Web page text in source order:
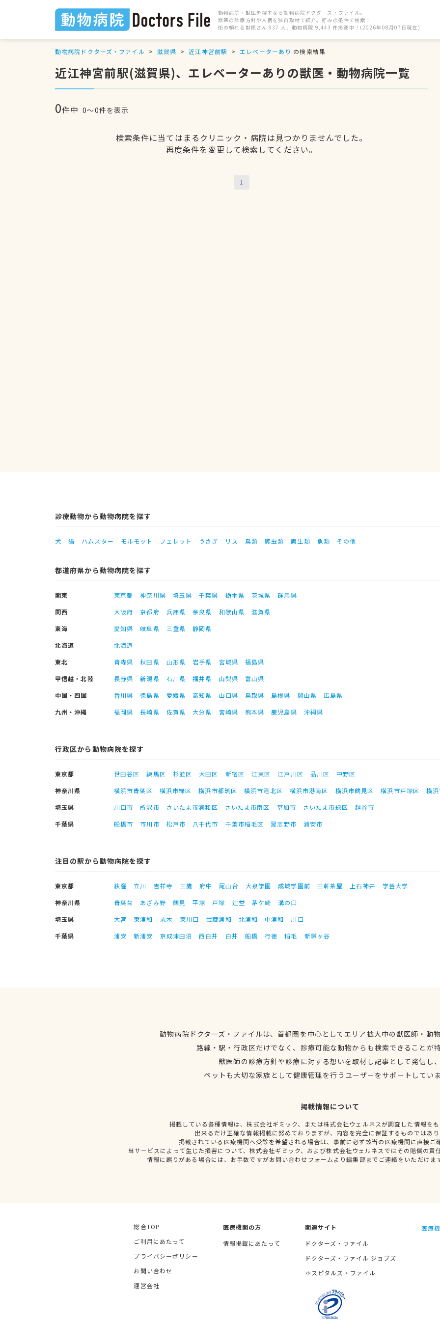
動物病院・獣医を探すなら動物病院ドクターズ・ファイル。
獣医の診療方針や人柄を独自取材で紹介。好みの条件で検索！
街の頼れる獣医さん 937 人、動物病院 9,443 件掲載中！(2026年08月07日現在)
動物病院ドクターズ・ファイル 滋賀県 近江神宮前駅 エレベーターあり の検索結果
近江神宮前駅(滋賀県)、エレベーターありの獣医・動物病院一覧
0件中 0〜0件を表示
検索条件に当てはまるクリニック・病院は見つかりませんでした。
再度条件を変更して検索してください。
1
診療動物から動物病院を探す
犬 猫 ハムスター モルモット フェレット うさぎ リス 鳥類 爬虫類 両生類 魚類 その他
都道府県から動物病院を探す
関東 東京都 神奈川県 埼玉県 千葉県 栃木県 茨城県
群馬県
関西
大阪府 京都府 兵庫県 奈良県 和歌山県
滋賀県
東海
愛知県 岐阜県 三重県
静岡県
北海道
北海道
東北
青森県 秋田県 山形県 岩手県 宮城県
福島県
甲信越・北陸
長野県 新潟県 石川県 福井県 山梨県
富山県
中国・四国
香川県 徳島県 愛媛県 高知県 山口県 鳥取県 島根県 岡山県
広島県
九州・沖縄
福岡県 長崎県 佐賀県 大分県 宮崎県 熊本県 鹿児島県 沖縄県
行政区から動物病院を探す
東京都 世田谷区 練馬区 杉並区 大田区 新宿区 江東区 江戸川区 品川区
中野区
神奈川県
横浜市青葉区 横浜市緑区 横浜市都筑区 横浜市港北区 横浜市港南区 横浜市鶴見区 横浜市戸塚区
横
埼玉県
川口市 所沢市 さいたま市浦和区 さいたま市南区 草加市 さいたま市緑区
越谷市
千葉県
船橋市 市川市 松戸市 八千代市 千葉市稲毛区 習志野市 浦安市
注目の駅から動物病院を探す
東京都 荻窪 立川 吉祥寺 三鷹 府中 尾山台 大泉学園 成城学園前 三軒茶屋 上石神井
学芸大学
神奈川県
青葉台 あざみ野 鶴見 平塚 戸塚 辻堂 茅ケ崎
溝の口
埼玉県
大宮 東浦和 志木 東川口 武蔵浦和 北浦和 中浦和
川口
千葉県
浦安 新浦安 京成津田沼 西白井 白井 船橋 行徳 稲毛 新鎌ヶ谷
動物病院ドクターズ・ファイルは、首都圏を中心としてエリア拡大中の獣医師・動
路線・駅・行政区だけでなく、診療可能な動物からも検索できることが
獣医師の診療方針や診療に対する想いを取材し記事として発信し
ペットも大切な家族として健康管理を行うユーザーをサポートしてい
掲載情報について
掲載している各種情報は、株式会社ギミック、または株式会社ウェルネスが調査した情報を
出来るだけ正確な情報掲載に努めておりますが、内容を完全に保証するものではあ
掲載されている医療機関へ受診を希望される場合は、事前に必ず該当の医療機関に直接ご
当サービスによって生じた損害について、株式会社ギミック、および株式会社ウェルネスではその賠償の責
情報に誤りがある場合には、お手数ですがお問い合わせフォームより編集部までご連絡をいただけま
総合TOP
ご利用にあたって
プライバシーポリシー
お問い合わせ
運営会社
医療機関の方
情報掲載にあたって
関連サイト
ドクターズ・ファイル
ドクターズ・ファイル ジョブズ
ホスピタルズ・ファイル
医療